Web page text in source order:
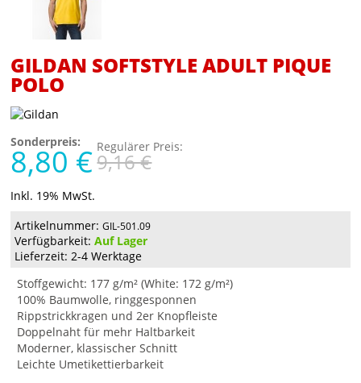
GILDAN SOFTSTYLE ADULT PIQUE
POLO
Sonderpreis:
8,80 € Regulärer Preis:
9,16 €
Inkl. 19% MwSt.
Artikelnummer: GIL-501.09
Verfügbarkeit:Auf Lager
Lieferzeit: 2-4 Werktage
Stoffgewicht: 177 g/m² (White: 172 g/m²)
100% Baumwolle, ringgesponnen
Rippstrickkragen und 2er Knopfleiste
Doppelnaht für mehr Haltbarkeit
Moderner, klassischer Schnitt
Leichte Umetikettierbarkeit